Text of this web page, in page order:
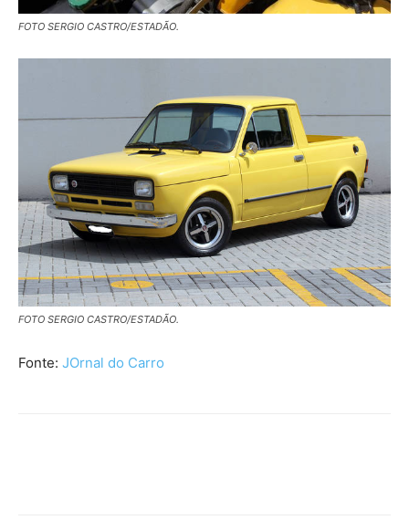
FOTO SERGIO CASTRO/ESTADÃO.
FOTO SERGIO CASTRO/ESTADÃO.
Fonte: JOrnal do Carro